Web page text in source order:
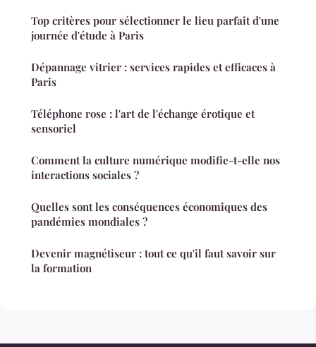
Top critères pour sélectionner le lieu parfait d'une
journée d'étude à Paris
Dépannage vitrier : services rapides et efficaces à
Paris
Téléphone rose : l'art de l'échange érotique et
sensoriel
Comment la culture numérique modifie-t-elle nos
interactions sociales ?
Quelles sont les conséquences économiques des
pandémies mondiales ?
Devenir magnétiseur : tout ce qu'il faut savoir sur
la formation